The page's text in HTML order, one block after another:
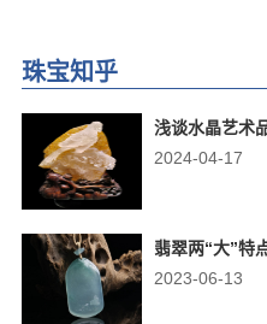
珠宝知乎
浅谈水晶艺术
2024-04-17
翡翠两“大”特
2023-06-13